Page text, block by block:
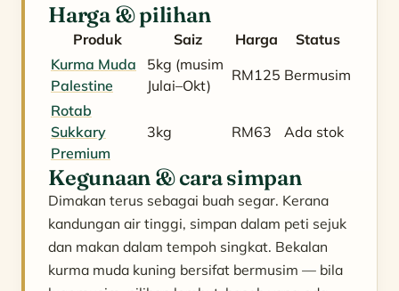
Harga & pilihan
Produk Saiz Harga
Status
Kurma Muda
Palestine
5kg (musim
Julai–Okt)
RM125 Bermusim
Rotab
Sukkary
Premium
3kg RM63 Ada stok
Kegunaan & cara simpan
Dimakan terus sebagai buah segar. Kerana
kandungan air tinggi, simpan dalam peti sejuk
dan makan dalam tempoh singkat. Bekalan
kurma muda kuning bersifat bermusim — bila